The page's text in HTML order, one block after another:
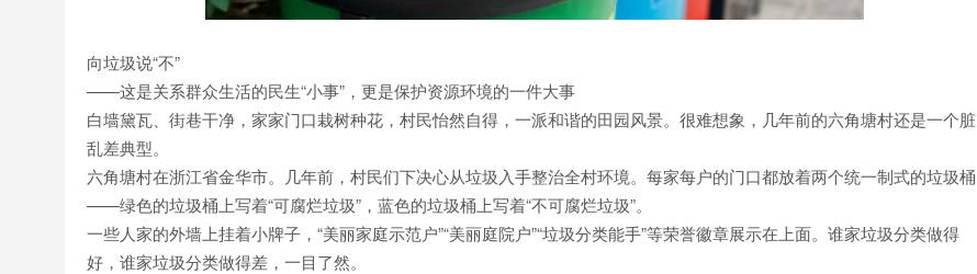
向垃圾说“不”
——这是关系群众生活的民生“小事”，更是保护资源环境的一件大事
白墙黛瓦、街巷干净，家家门口栽树种花，村民怡然自得，一派和谐的田园风景。很难想象，几年前的六角塘村还是一个脏
乱差典型。
六角塘村在浙江省金华市。几年前，村民们下决心从垃圾入手整治全村环境。每家每户的门口都放着两个统一制式的垃圾桶
——绿色的垃圾桶上写着“可腐烂垃圾”，蓝色的垃圾桶上写着“不可腐烂垃圾”。
一些人家的外墙上挂着小牌子，“美丽家庭示范户”“美丽庭院户”“垃圾分类能手”等荣誉徽章展示在上面。谁家垃圾分类做得
好，谁家垃圾分类做得差，一目了然。